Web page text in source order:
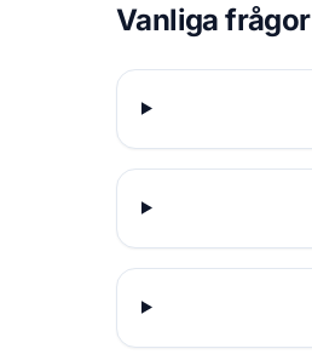
Vanliga frågor